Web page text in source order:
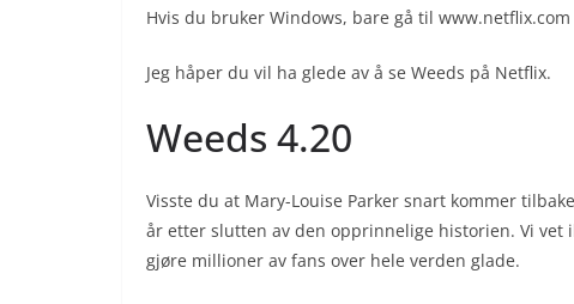
Hvis du bruker Windows, bare gå til www.netflix.com
Jeg håper du vil ha glede av å se Weeds på Netflix.
Weeds 4.20
Visste du at Mary-Louise Parker snart kommer
år etter slutten av den opprinnelige historien. Vi
gjøre millioner av fans over hele verden glade.